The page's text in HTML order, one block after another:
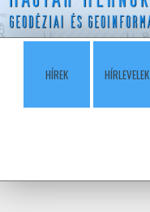
HÍREK HÍRLEVELEK